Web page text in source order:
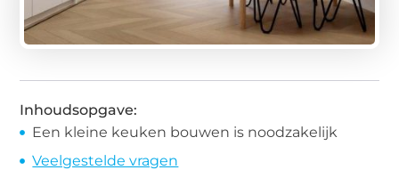
Inhoudsopgave:
Een kleine keuken bouwen is noodzakelijk
Veelgestelde vragen